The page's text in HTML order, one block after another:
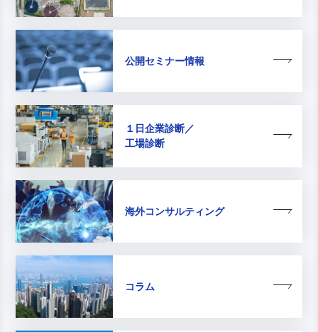
公開セミナー情報
１日企業診断／
工場診断
海外コンサルティング
コラム